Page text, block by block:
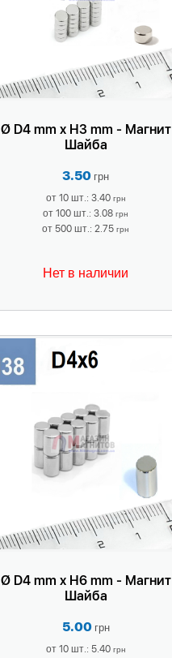
Ø D4 mm x H3 mm - Магнит
Шайба
3.50 грн
от 10 шт.: 3.40 грн
от 100 шт.: 3.08 грн
от 500 шт.: 2.75 грн
Нет в наличии
Ø D4 mm x H6 mm - Магнит
Шайба
5.00 грн
от 10 шт.: 5.40 грн